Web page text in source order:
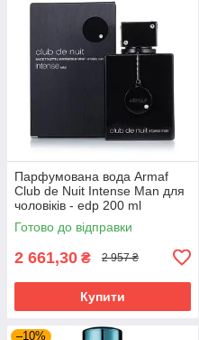
Парфумована вода Armaf
Club de Nuit Intense Man для
чоловіків - edp 200 ml
Готово до відправки
2 661,30 ₴ 2 957 ₴
Купити
–10%